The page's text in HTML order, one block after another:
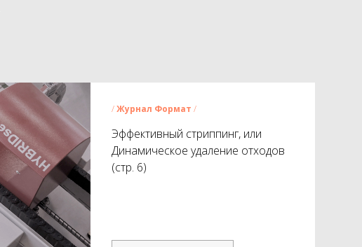
/Журнал Формат /
Эффективный стриппинг, или
Динамическое удаление отходов
(стр. 6)